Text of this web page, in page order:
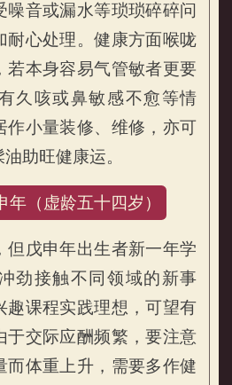
噪音或漏水等琐琐碎碎问
耐心处理。健康方面喉咙
若本身容易气管敏者更要
久咳或鼻敏感不愈等情
作小量装修、维修，亦可
助旺健康运。
（虚龄五十四岁）
但戊申年出生者新一年学
劲接触不同领域的新事
趣课程实践理想，可望有
于交际应酬频繁，要注意
而体重上升，需要多作健